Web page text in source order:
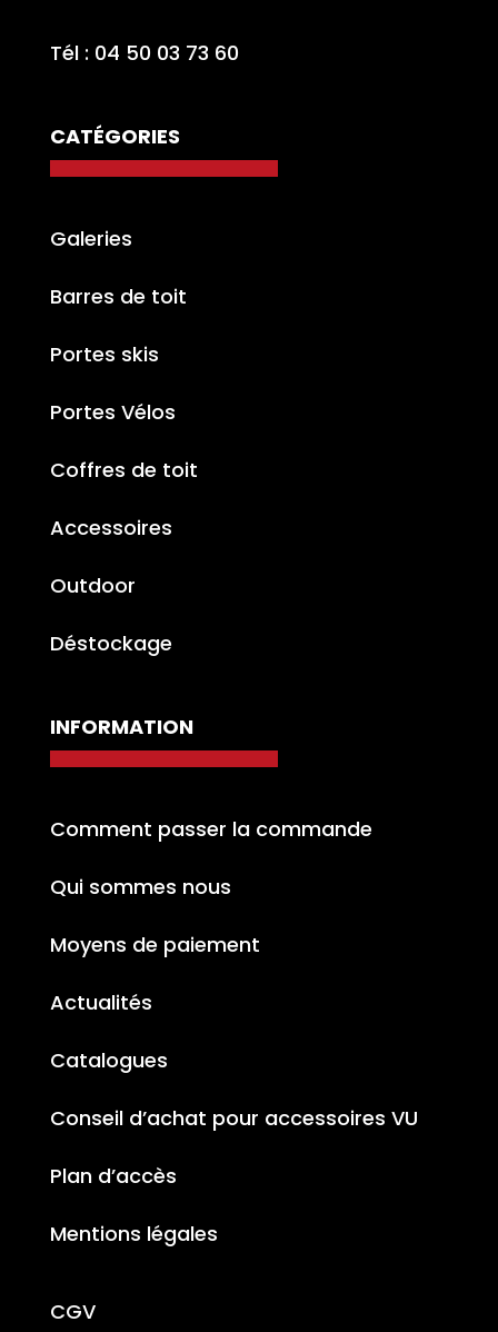
Tél : 04 50 03 73 60
CATÉGORIES
Galeries
Barres de toit
Portes skis
Portes Vélos
Coffres de toit
Accessoires
Outdoor
Déstockage
INFORMATION
Comment passer la commande
Qui sommes nous
Moyens de paiement
Actualités
Catalogues
Conseil d’achat pour accessoires VU
Plan d’accès
Mentions légales
CGV